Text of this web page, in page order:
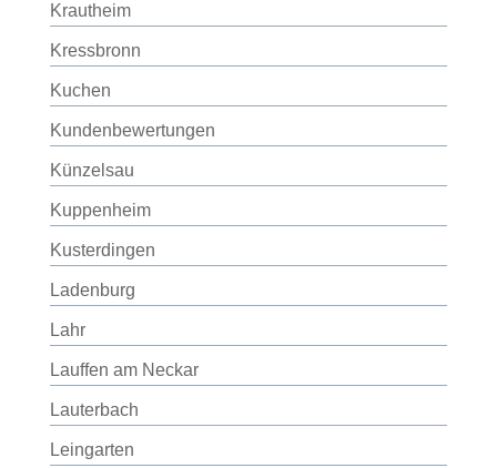
Krautheim
Kressbronn
Kuchen
Kundenbewertungen
Künzelsau
Kuppenheim
Kusterdingen
Ladenburg
Lahr
Lauffen am Neckar
Lauterbach
Leingarten